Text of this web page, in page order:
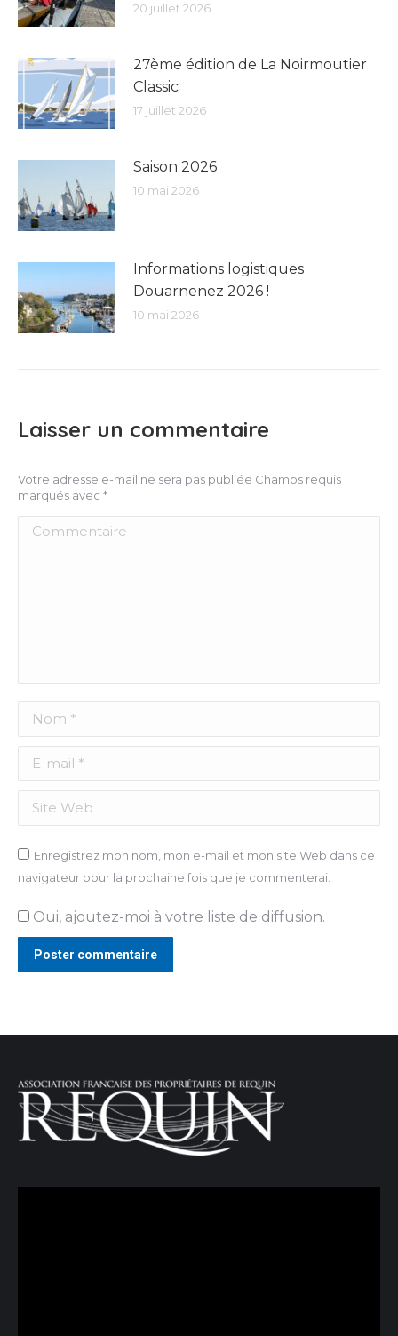
20 juillet 2026
27ème édition de La Noirmoutier
Classic
17 juillet 2026
Saison 2026
10 mai 2026
Informations logistiques
Douarnenez 2026 !
10 mai 2026
Laisser un commentaire
Votre adresse e-mail ne sera pas publiée Champs requis
marqués avec *
Commentaire
Nom *
E-mail *
Site Web
Enregistrez mon nom, mon e-mail et mon site Web dans ce
navigateur pour la prochaine fois que je commenterai.
Oui, ajoutez-moi à votre liste de diffusion.
Poster commentaire